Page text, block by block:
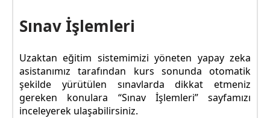
Sınav İşlemleri
Uzaktan eğitim sistemimizi yöneten yapay zeka
asistanımız tarafından kurs sonunda otomatik
şekilde yürütülen sınavlarda dikkat etmeniz
gereken konulara “Sınav İşlemleri” sayfamızı
inceleyerek ulaşabilirsiniz.